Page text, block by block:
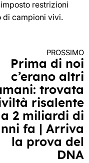
restrizioni
di campioni vivi.
PROSSIMO
Prima di noi
c’erano altri
trovata
risalente
a 2 miliardi di
fa | Arriva
la prova del
DNA